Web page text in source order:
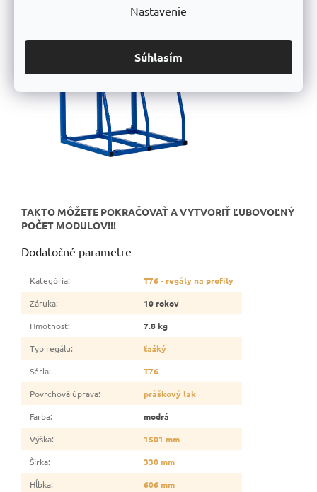
Nastavenie
Súhlasím
TAKTO MÔŽETE POKRAČOVAŤ A VYTVORIŤ ĽUBOVOĽNÝ
POČET MODULOV!!!
Dodatočné parametre
Kategória:
T76 - regály na profily
Záruka:
10 rokov
Hmotnosť:
7.8 kg
Typ regálu:
ťažký
Séria:
T76
Povrchová úprava:
práškový lak
Farba:
modrá
Výška:
1501 mm
Šírka:
330 mm
Hĺbka:
606 mm